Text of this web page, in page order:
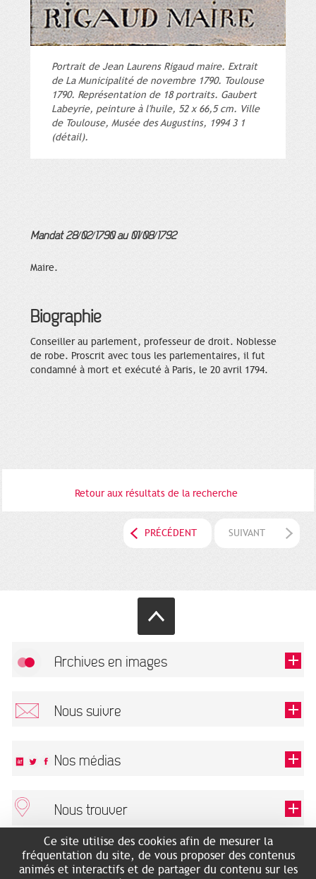
Portrait de Jean Laurens Rigaud maire. Extrait
de La Municipalité de novembre 1790. Toulouse
1790. Représentation de 18 portraits. Gaubert
Labeyrie, peinture à l'huile, 52 x 66,5 cm. Ville
de Toulouse, Musée des Augustins, 1994 3 1
(détail).
Mandat 28/02/1790 au 01/08/1792
Maire.
Biographie
Conseiller au parlement, professeur de droit. Noblesse
de robe. Proscrit avec tous les parlementaires, il fut
condamné à mort et exécuté à Paris, le 20 avril 1794.
Retour aux résultats de la recherche
PRÉCÉDENT SUIVANT
Archives en images
Nous suivre
Ce champ est exigé.
Nos médias
Nous trouver
ARCHIVES MUNICIPALES
2 rue des Archives
RECHERCHES GÉNÉALOGIQUES
NOUS CONNAÎTRE
Ce site utilise des cookies afin de mesurer la
fréquentation du site, de vous proposer des contenus
animés et interactifs et de partager du contenu sur les